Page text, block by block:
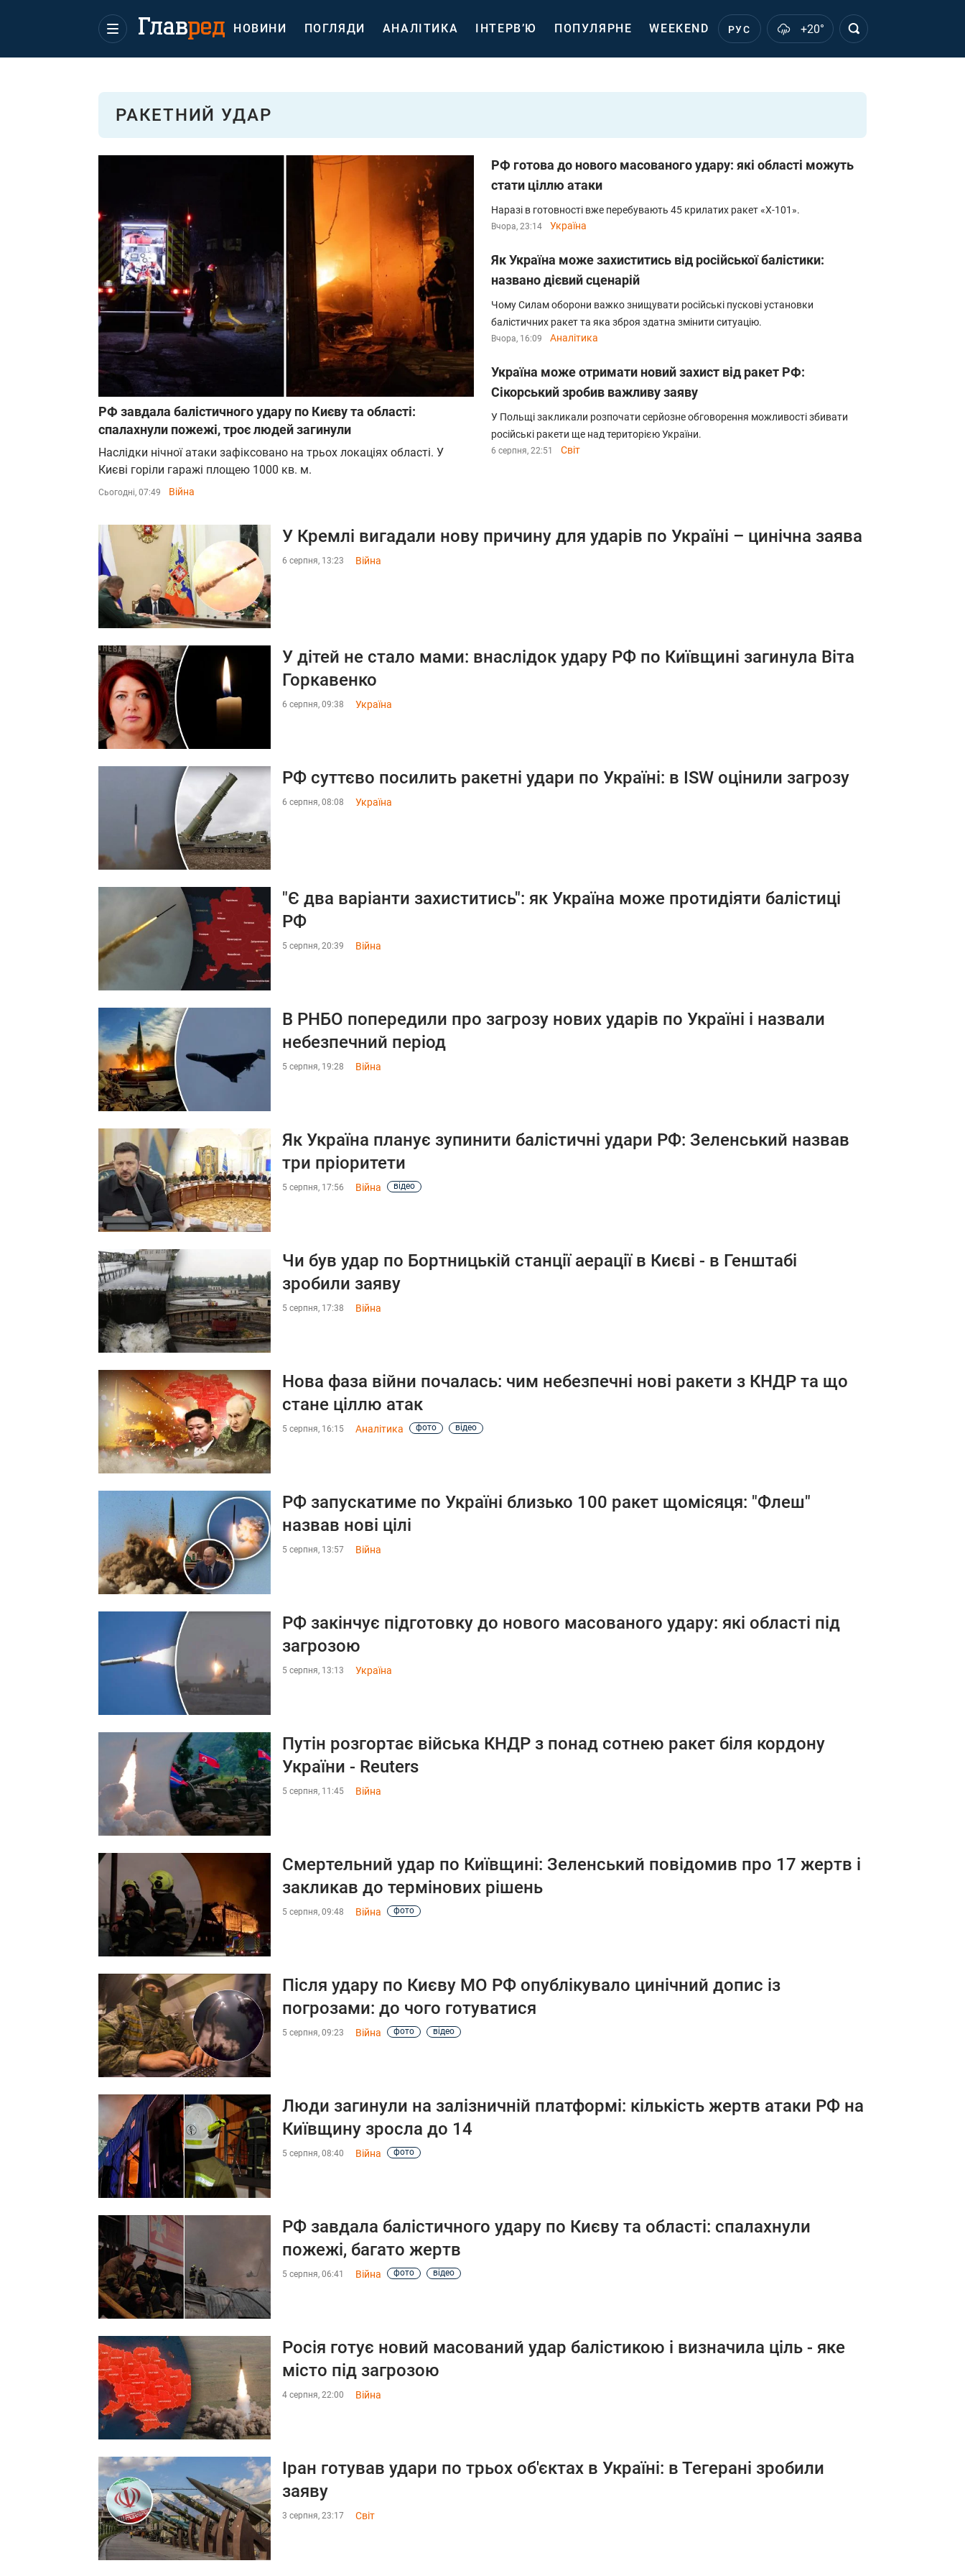
НОВИНИ ПОГЛЯДИ АНАЛІТИКА ІНТЕРВ’Ю ПОПУЛЯРНЕ WEEKEND РУС +20°
РАКЕТНИЙ УДАР
РФ завдала балістичного удару по Києву та області:
спалахнули пожежі, троє людей загинули
Наслідки нічної атаки зафіксовано на трьох локаціях області. У
Києві горіли гаражі площею 1000 кв. м.
Сьогодні, 07:49 Війна
РФ готова до нового масованого удару: які області можуть
стати ціллю атаки
Наразі в готовності вже перебувають 45 крилатих ракет «Х-101».
Вчора, 23:14 Україна
Як Україна може захиститись від російської балістики:
названо дієвий сценарій
Чому Силам оборони важко знищувати російські пускові установки
балістичних ракет та яка зброя здатна змінити ситуацію.
Вчора, 16:09 Аналітика
Україна може отримати новий захист від ракет РФ:
Сікорський зробив важливу заяву
У Польщі закликали розпочати серйозне обговорення можливості збивати
російські ракети ще над територією України.
6 серпня, 22:51 Світ
У Кремлі вигадали нову причину для ударів по Україні – цинічна заява
6 серпня, 13:23 Війна
У дітей не стало мами: внаслідок удару РФ по Київщині загинула Віта
Горкавенко
6 серпня, 09:38 Україна
РФ суттєво посилить ракетні удари по Україні: в ISW оцінили загрозу
6 серпня, 08:08 Україна
"Є два варіанти захиститись": як Україна може протидіяти балістиці
РФ
5 серпня, 20:39 Війна
В РНБО попередили про загрозу нових ударів по Україні і назвали
небезпечний період
5 серпня, 19:28 Війна
Як Україна планує зупинити балістичні удари РФ: Зеленський назвав
три пріоритети
5 серпня, 17:56 Війна відео
Чи був удар по Бортницькій станції аерації в Києві - в Генштабі
зробили заяву
5 серпня, 17:38 Війна
Нова фаза війни почалась: чим небезпечні нові ракети з КНДР та що
стане ціллю атак
5 серпня, 16:15 Аналітика фото відео
РФ запускатиме по Україні близько 100 ракет щомісяця: "Флеш"
назвав нові цілі
5 серпня, 13:57 Війна
РФ закінчує підготовку до нового масованого удару: які області під
загрозою
5 серпня, 13:13 Україна
Путін розгортає війська КНДР з понад сотнею ракет біля кордону
України - Reuters
5 серпня, 11:45 Війна
Смертельний удар по Київщині: Зеленський повідомив про 17 жертв і
закликав до термінових рішень
5 серпня, 09:48 Війна фото
Після удару по Києву МО РФ опублікувало цинічний допис із
погрозами: до чого готуватися
5 серпня, 09:23 Війна фото відео
Люди загинули на залізничній платформі: кількість жертв атаки РФ на
Київщину зросла до 14
5 серпня, 08:40 Війна фото
РФ завдала балістичного удару по Києву та області: спалахнули
пожежі, багато жертв
5 серпня, 06:41 Війна фото відео
Росія готує новий масований удар балістикою і визначила ціль - яке
місто під загрозою
4 серпня, 22:00 Війна
Іран готував удари по трьох об'єктах в Україні: в Тегерані зробили
заяву
3 серпня, 23:17 Світ